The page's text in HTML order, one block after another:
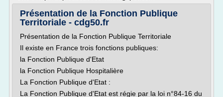
Présentation de la Fonction Publique
Territoriale - cdg50.fr
Présentation de la Fonction Publique Territoriale
Il existe en France trois fonctions publiques:
la Fonction Publique d'Etat
la Fonction Publique Hospitalière
La Fonction Publique d'Etat :
La Fonction Publique d'Etat est régie par la loi n°84-16 du